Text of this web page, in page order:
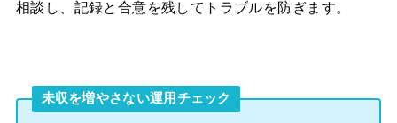
相談し、記録と合意を残してトラブルを防ぎます。
未収を増やさない運用チェック